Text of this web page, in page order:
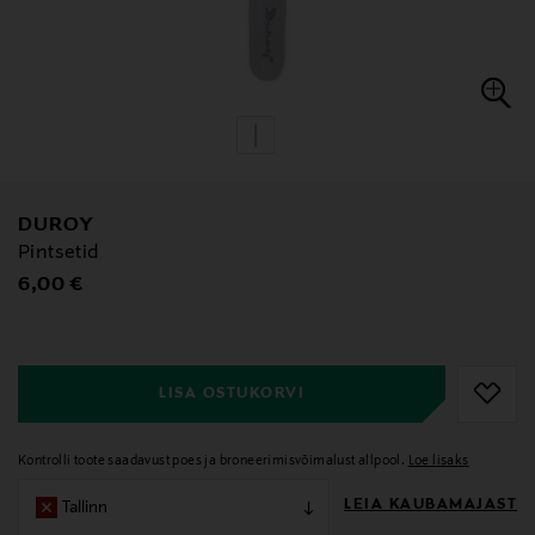
DUROY
Pintsetid
Original Price
6,00 €
LISA OSTUKORVI
Kontrolli toote saadavust poes ja broneerimisvõimalust allpool. Loe lisaks
Tallinn LEIA KAUBAMAJAST